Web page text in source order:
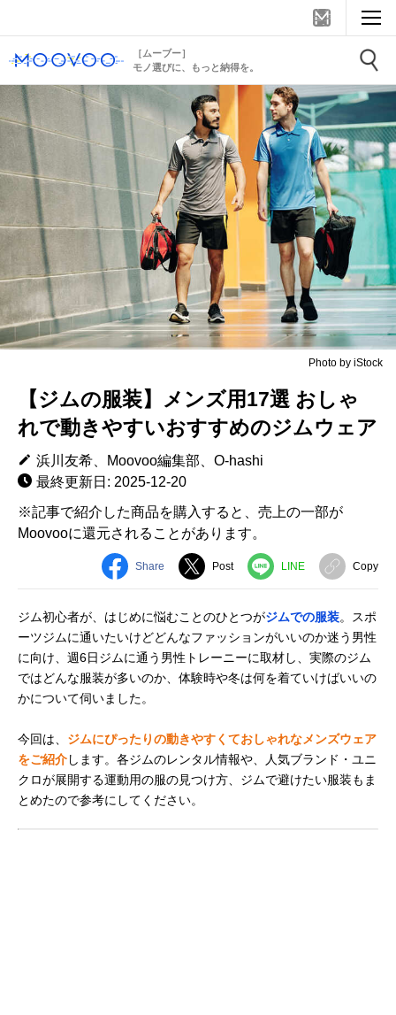
［ムーブー］
モノ選びに、もっと納得を。
Photo by iStock
【ジムの服装】メンズ用17選 おしゃ
れで動きやすいおすすめのジムウェア
浜川友希、Moovoo編集部、O-hashi
最終更新日: 2025-12-20
※記事で紹介した商品を購入すると、売上の一部が
Moovooに還元されることがあります。
Share Post LINE Copy
ジム初心者が、はじめに悩むことのひとつがジムでの服装。スポ
ーツジムに通いたいけどどんなファッションがいいのか迷う男性
に向け、週6日ジムに通う男性トレーニーに取材し、実際のジム
ではどんな服装が多いのか、体験時や冬は何を着ていけばいいの
かについて伺いました。
今回は、 ジムにぴったりの動きやすくておしゃれなメンズウェア
をご紹介します。各ジムのレンタル情報や、人気ブランド・ユニ
クロが展開する運動用の服の見つけ方、ジムで避けたい服装もま
とめたので参考にしてください。